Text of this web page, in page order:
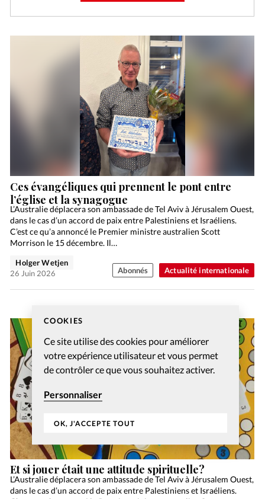
COOKIES
Ce site utilise des cookies pour améliorer
votre expérience utilisateur et vous permet
de contrôler ce que vous souhaitez activer.
Personnaliser
OK, J'ACCEPTE TOUT
Actualité internationale
Ces évangéliques qui prennent le pont entre
l’église et la synagogue
L’Australie déplacera son ambassade de Tel Aviv à Jérusalem Ouest,
dans le cas d’un accord de paix entre Palestiniens et Israéliens.
C’est ce qu’a annoncé le Premier ministre australien Scott
Morrison le 15 décembre. Il…
Holger Wetjen
26 Juin 2026
Abonnés
Et si jouer était une attitude spirituelle?
L’Australie déplacera son ambassade de Tel Aviv à Jérusalem Ouest,
dans le cas d’un accord de paix entre Palestiniens et Israéliens.